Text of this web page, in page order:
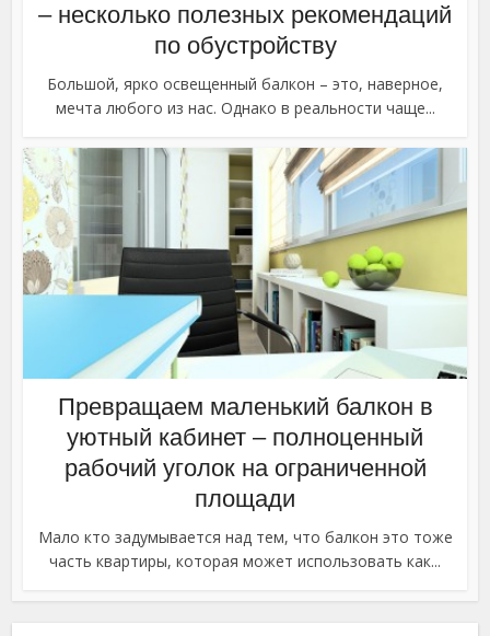
– несколько полезных рекомендаций
по обустройству
Большой, ярко освещенный балкон – это, наверное,
мечта любого из нас. Однако в реальности чаще...
Превращаем маленький балкон в
уютный кабинет – полноценный
рабочий уголок на ограниченной
площади
Мало кто задумывается над тем, что балкон это тоже
часть квартиры, которая может использовать как...